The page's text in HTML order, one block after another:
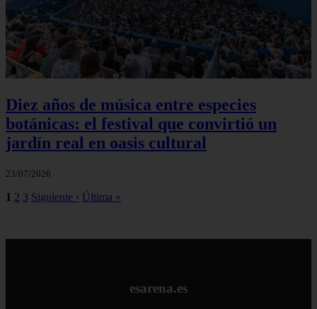
Diez años de música entre especies
botánicas: el festival que convirtió un
jardín real en oasis cultural
23/07/2026
1 2 3 Siguiente › Última »
esarena.es